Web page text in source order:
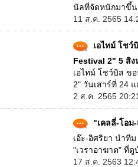
นัลที่จัดหนักมาขึ้น
11 ส.ค. 2565
เอไทม์ โช
Festival 2" 5 สิ
เอไทม์ โชว์บิส ข
2" วันเสาร์ที่ 24
2 ส.ค. 2565
"เคลลี่-โอม
เอ๊ะ-อิศริยา นำที
"เวราอาฆาต" ที่ดู
17 ส.ค. 2563